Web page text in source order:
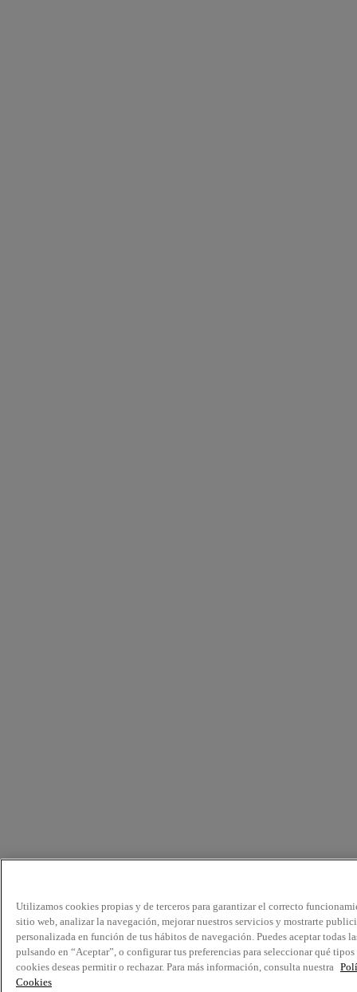
Utilizamos cookies propias y de terceros para garantizar el correcto
sitio web, analizar la navegación, mejorar nuestros servicios y mostrarte
personalizada en función de tus hábitos de navegación. Puedes aceptar todas
pulsando en “Aceptar”, o configurar tus preferencias para seleccionar qué tipos
cookies deseas permitir o rechazar. Para más información, consulta nuestra
Cookies